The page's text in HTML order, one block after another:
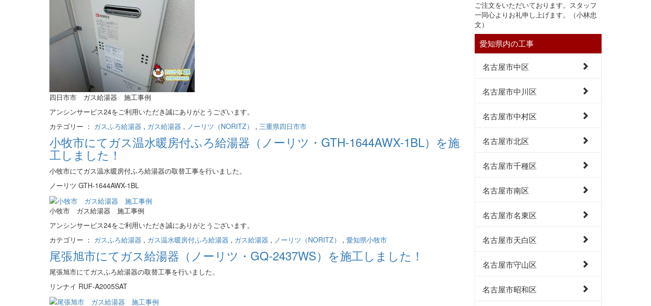
四日市市 ガス給湯器 施工事例
アンシンサービス24をご利用いただき誠にありがとうございます。
カテゴリー ： ガスふろ給湯器 , ガス給湯器 , ノーリツ（NORITZ） , 三重県四日市市
小牧市にてガス温水暖房付ふろ給湯器（ノーリツ・GTH-1644AWX-1BL）を施
工しました！
小牧市にてガス温水暖房付ふろ給湯器の取替工事を行いました。
ノーリツ GTH-1644AWX-1BL
小牧市 ガス給湯器 施工事例
アンシンサービス24をご利用いただき誠にありがとうございます。
カテゴリー ： ガスふろ給湯器 , ガス温水暖房付ふろ給湯器 , ガス給湯器 , ノーリツ（NORITZ） , 愛知県小牧市
尾張旭市にてガス給湯器（ノーリツ・GQ-2437WS）を施工しました！
尾張旭市にてガスふろ給湯器の取替工事を行いました。
リンナイ RUF-A2005SAT
ご注文をいただいております。スタッフ
一同心よりお礼申し上げます。（小林忠
文）
愛知県内の工事
名古屋市中区
名古屋市中川区
名古屋市中村区
名古屋市北区
名古屋市千種区
名古屋市南区
名古屋市名東区
名古屋市天白区
名古屋市守山区
名古屋市昭和区